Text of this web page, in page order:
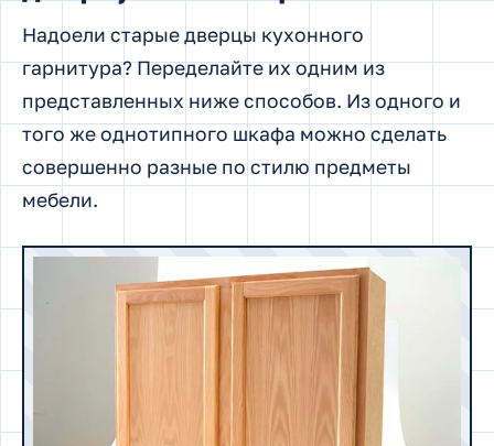
Надоели старые дверцы кухонного
гарнитура? Переделайте их одним из
представленных ниже способов. Из одного и
того же однотипного шкафа можно сделать
совершенно разные по стилю предметы
мебели.